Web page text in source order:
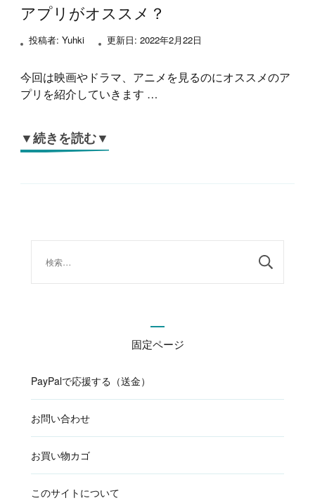
アプリがオススメ？
投稿者: Yuhki 更新日: 2022年2月22日
今回は映画やドラマ、アニメを見るのにオススメのア
プリを紹介していきます …
▼続きを読む▼
固定ページ
PayPalで応援する（送金）
お問い合わせ
お買い物カゴ
このサイトについて